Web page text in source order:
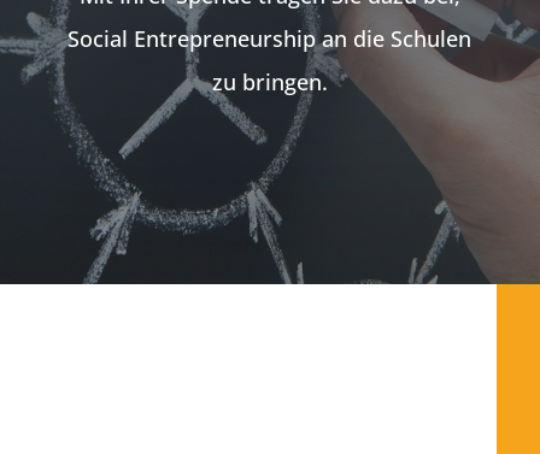
Social Entrepreneurship an die Schulen
zu bringen.